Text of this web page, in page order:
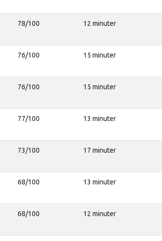
78/100 12 minuter
76/100 15 minuter
76/100 15 minuter
77/100 13 minuter
73/100 17 minuter
68/100 13 minuter
68/100 12 minuter